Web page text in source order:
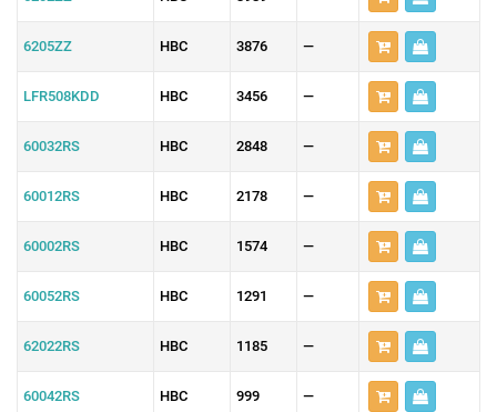
6205ZZ HBC 3876 —
LFR508KDD HBC 3456 —
60032RS HBC 2848 —
60012RS HBC 2178 —
60002RS HBC 1574 —
60052RS HBC 1291 —
62022RS HBC 1185 —
60042RS HBC 999 —